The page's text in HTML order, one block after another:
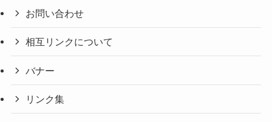
お問い合わせ
相互リンクについて
バナー
リンク集